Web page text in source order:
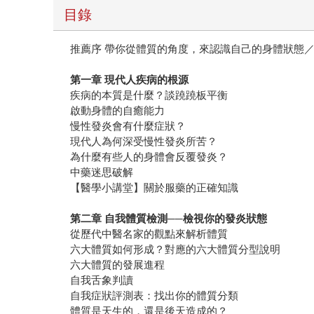
目錄
推薦序 帶你從體質的角度，來認識自己的身體狀態
第一章 現代人疾病的根源
疾病的本質是什麼？談蹺蹺板平衡
啟動身體的自癒能力
慢性發炎會有什麼症狀？
現代人為何深受慢性發炎所苦？
為什麼有些人的身體會反覆發炎？
中藥迷思破解
【醫學小講堂】關於服藥的正確知識
第二章 自我體質檢測──檢視你的發炎狀態
從歷代中醫名家的觀點來解析體質
六大體質如何形成？對應的六大體質分型說明
六大體質的發展進程
自我舌象判讀
自我症狀評測表：找出你的體質分類
體質是天生的，還是後天造成的？